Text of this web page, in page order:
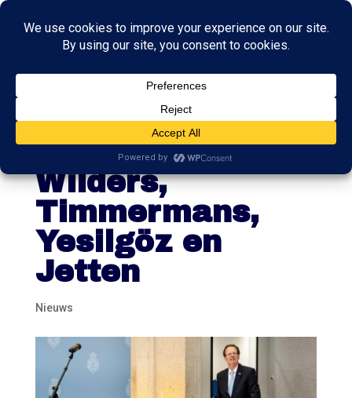
Verkenner begint
morgen met
Wilders,
Timmermans,
Yesilgöz en
Jetten
Nieuws